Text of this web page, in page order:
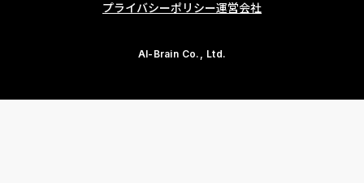
プライバシーポリシー運営会社
AI-Brain Co., Ltd.